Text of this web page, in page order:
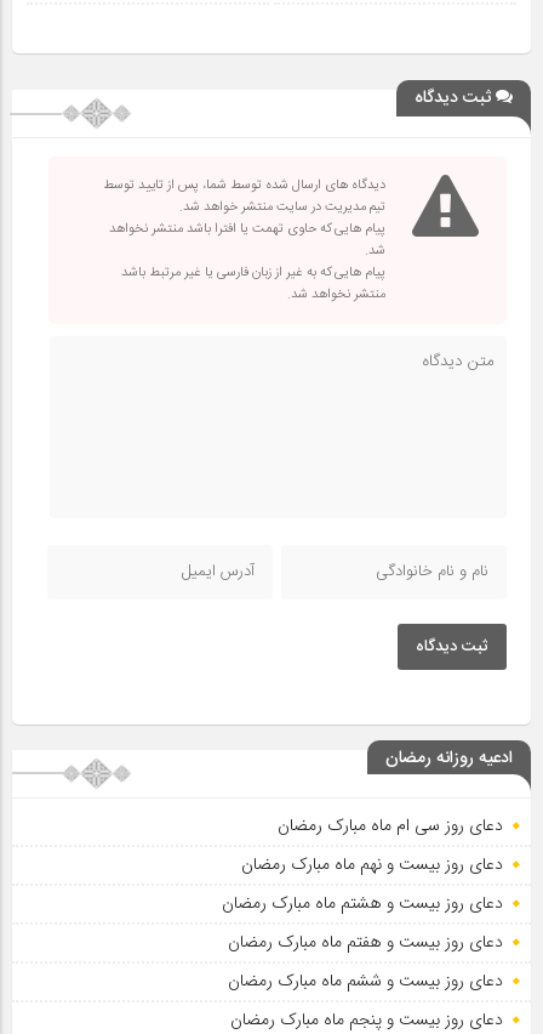
ثبت دیدگاه
دیدگاه های ارسال شده توسط شما، پس از تایید توسط
تیم مدیریت در سایت منتشر خواهد شد.
پیام هایی که حاوی تهمت یا افترا باشد منتشر نخواهد
شد.
پیام هایی که به غیر از زبان فارسی یا غیر مرتبط باشد
منتشر نخواهد شد.
ثبت دیدگاه
ادعیه روزانه رمضان
دعای روز سی ام ماه مبارک رمضان
دعای روز بیست و نهم ماه مبارک رمضان
دعای روز بیست و هشتم ماه مبارک رمضان
دعای روز بیست و هفتم ماه مبارک رمضان
دعای روز بیست و ششم ماه مبارک رمضان
دعای روز بیست و پنجم ماه مبارک رمضان